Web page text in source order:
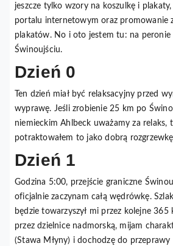
jeszcze tylko wzory na koszulkę i
portalu internetowym oraz promowanie
plakatów. No i oto jestem tu: na
Świnoujściu.
Dzień 0
Ten dzień miał być relaksacyjny przed
wyprawę. Jeśli zrobienie 25 km po
niemieckim Ahlbeck uważamy za relaks,
potraktowałem to jako dobrą
Dzień 1
Godzina 5:00, przejście graniczne
oficjalnie zaczynam całą wędrówkę.
będzie towarzyszył mi przez kolejne
przez dzielnice nadmorską, mijam
(Stawa Młyny) i dochodzę do